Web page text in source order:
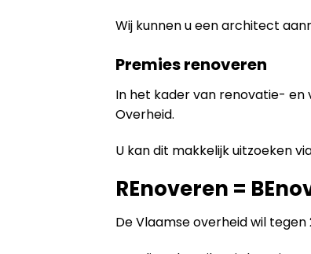
Wij kunnen u een architect
Premies renoveren
In het kader van renovatie- en
Overheid.
U kan dit makkelijk uitzoeken
REnoveren =
De Vlaamse overheid wil